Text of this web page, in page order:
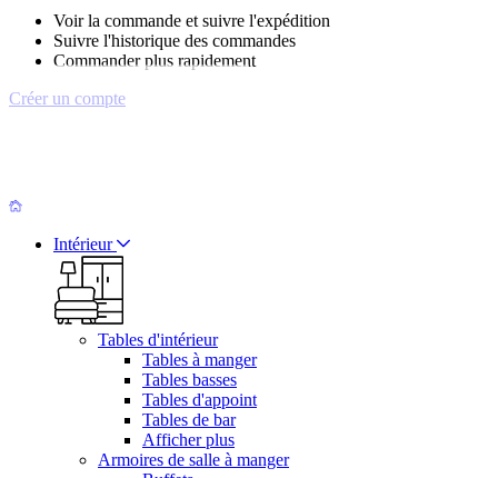
Voir la commande et suivre l'expédition
Suivre l'historique des commandes
Commander plus rapidement
Créer un compte
Intérieur
Tables d'intérieur
Tables à manger
Tables basses
Tables d'appoint
Tables de bar
Afficher plus
Armoires de salle à manger